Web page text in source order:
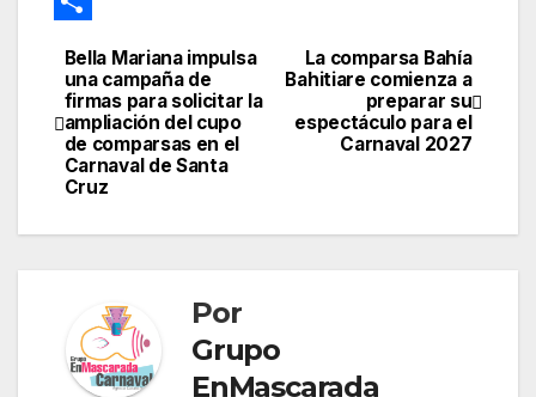
m
A
p
n
r
l
T
r
im
r
Navegación
de
entradas
La comparsa Bahía
Bahitiare comienza a
preparar su
espectáculo para el
Carnaval 2027
Bella Mariana impulsa
una campaña de
firmas para solicitar la
ampliación del cupo
de comparsas en el
Carnaval de Santa
Cruz
Por
Grupo
EnMascarada